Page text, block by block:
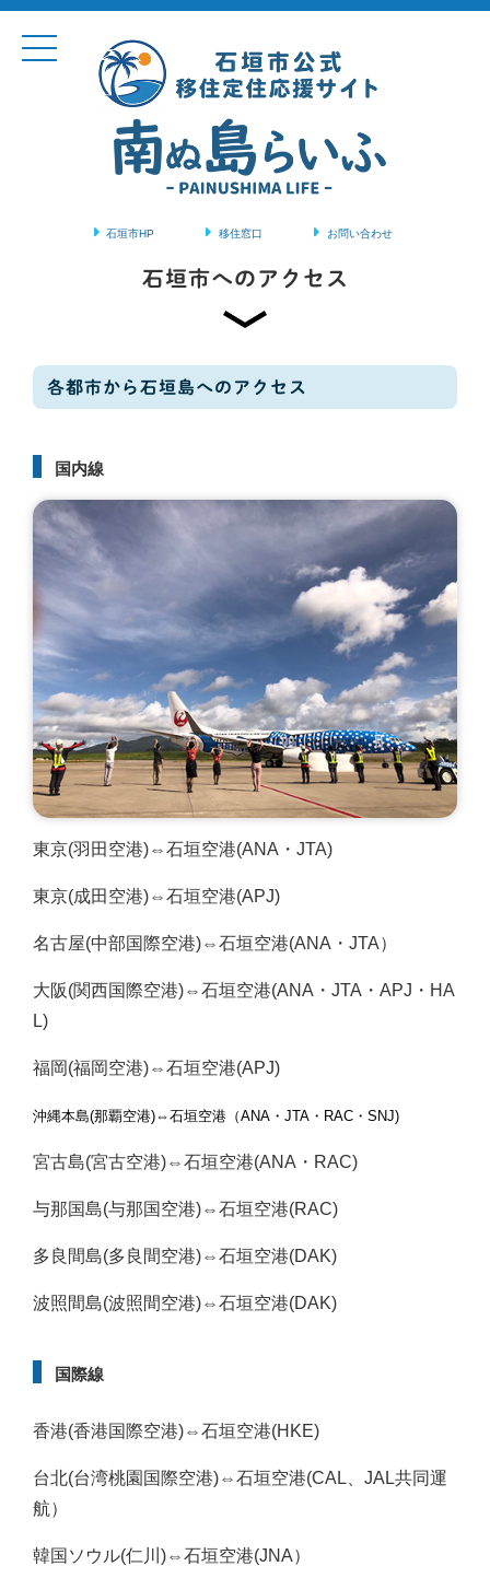
石垣市HP 移住窓口 お問い合わせ
コンテンツに移動
石垣市へのアクセス
各都市から石垣島へのアクセス
国内線
東京(羽田空港)⇔石垣空港(ANA・JTA)
東京(成田空港)⇔石垣空港(APJ)
名古屋(中部国際空港)⇔石垣空港(ANA・JTA）
大阪(関西国際空港)⇔石垣空港(ANA・JTA・APJ・HA
L)
福岡(福岡空港)⇔石垣空港(APJ)
沖縄本島(那覇空港)⇔石垣空港（ANA・JTA・RAC・SNJ)
宮古島(宮古空港)⇔石垣空港(ANA・RAC)
与那国島(与那国空港)⇔石垣空港(RAC)
多良間島(多良間空港)⇔石垣空港(DAK)
波照間島(波照間空港)⇔石垣空港(DAK)
国際線
香港(香港国際空港)⇔石垣空港(HKE)
台北(台湾桃園国際空港)⇔石垣空港(CAL、JAL共同運
航）
韓国ソウル(仁川)⇔石垣空港(JNA）